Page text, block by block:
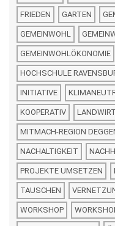
FRIEDEN GARTEN
GEMEINWOHL
GEMEINWOHLÖKONOMIE
HOCHSCHULE
INITIATIVE
KOOPERATIV
MITMACH-REGION
NACHALTIGKEIT
PROJEKTE UMSETZEN
TAUSCHEN
WORKSHOP